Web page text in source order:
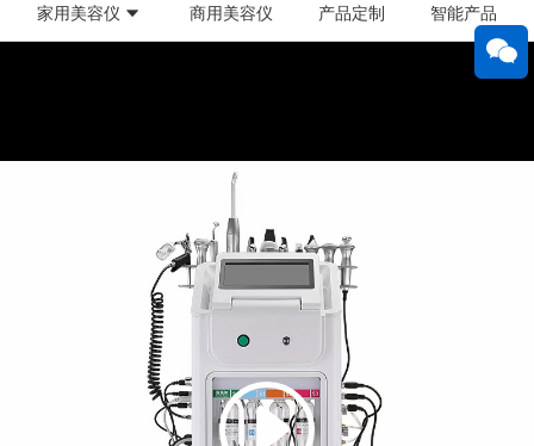
家用美容仪 商用美容仪 产品定制 智能产品